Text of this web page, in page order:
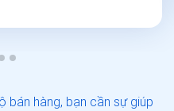
bán hàng, bạn cần sự giúp